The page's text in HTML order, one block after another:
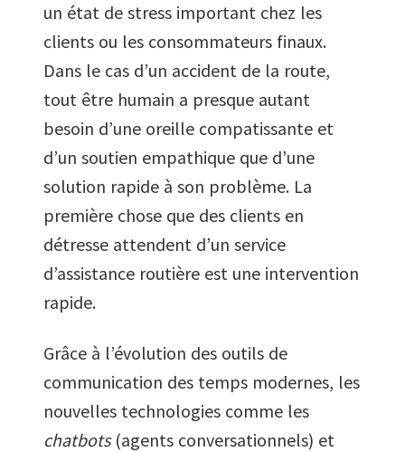
un état de stress important chez les
clients ou les consommateurs finaux.
Dans le cas d’un accident de la route,
tout être humain a presque autant
besoin d’une oreille compatissante et
d’un soutien empathique que d’une
solution rapide à son problème. La
première chose que des clients en
détresse attendent d’un service
d’assistance routière est une intervention
rapide.
Grâce à l’évolution des outils de
communication des temps modernes, les
nouvelles technologies comme les
chatbots(agents conversationnels) et